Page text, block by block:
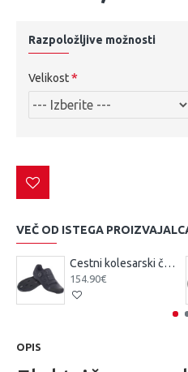
Razpoložljive možnosti
Velikost
VEČ OD ISTEGA
Cestni kolesarski čevlji Scott Team BOA čr/tsi
154.90€
OPIS